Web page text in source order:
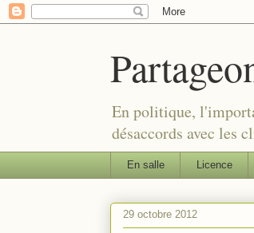
En politique,
désaccords avec les
En salle Licence
29 octobre 2012